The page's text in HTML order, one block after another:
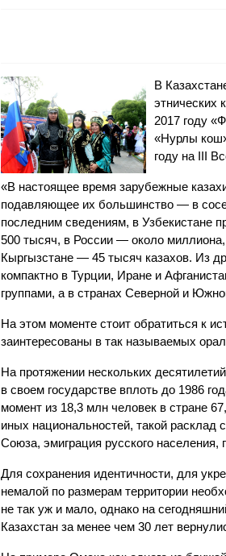
В
этнических
2017 году
«Нурлы
году на III
«В настоящее время зарубежные
подавляющее их большинство — в
последним сведениям, в Узбекистане
500 тысяч, в России — около
Кыргызстане — 45 тысяч казахов. Из
компактно в Турции, Иране и
группами, а в странах Северной и
На этом моменте стоит обратиться к
заинтересованы в так называемых
На протяжении нескольких
в своем государстве вплоть до 1986
момент из 18,3 млн человек в стране
иных национальностей, такой расклад
Союза, эмиграция русского
Для сохранения идентичности, для
немалой по размерам территории
не так уж и мало, однако на
Казахстан за менее чем 30 лет